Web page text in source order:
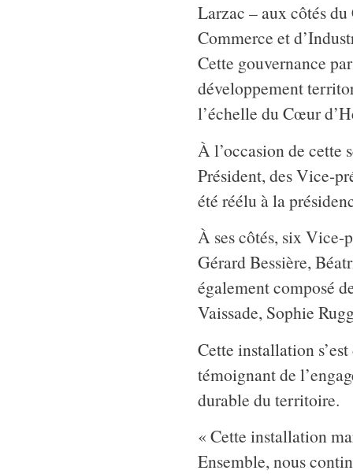
Larzac – aux côtés
Commerce et
Cette gouvernance
développement
l’échelle du Cœur
À l’occasion de cette
Président, des Vice-
été réélu à la
À ses côtés, six Vice-
Gérard Bessière,
également composé
Vaissade, Sophie
Cette installation
témoignant de
durable du territoire.
« Cette installation
Ensemble, nous